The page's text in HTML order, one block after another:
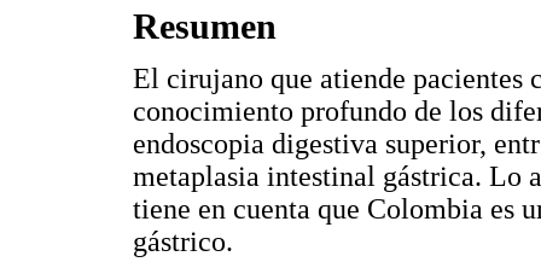
Resumen
El cirujano que atiende pacientes
conocimiento profundo de los
endoscopia digestiva superior,
metaplasia intestinal gástrica. Lo
tiene en cuenta que Colombia es
gástrico.